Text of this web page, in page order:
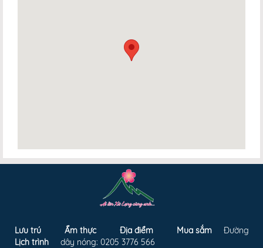
Lưu trú Ẩm thực Địa điểm
Mua sắm
Lịch trình
Đường
dây nóng: 0205 3776 566